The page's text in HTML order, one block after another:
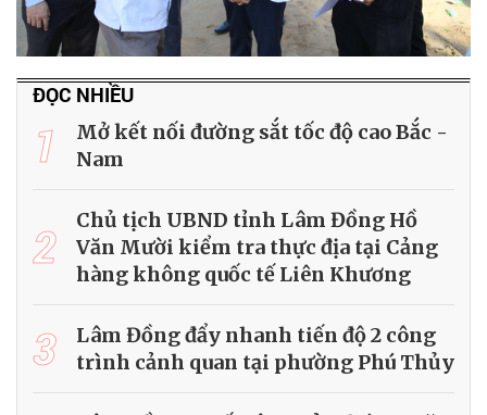
ĐỌC NHIỀU
1
Mở kết nối đường sắt tốc độ cao Bắc -
Nam
2
Chủ tịch UBND tỉnh Lâm Đồng Hồ
Văn Mười kiểm tra thực địa tại Cảng
hàng không quốc tế Liên Khương
3
Lâm Đồng đẩy nhanh tiến độ 2 công
trình cảnh quan tại phường Phú Thủy